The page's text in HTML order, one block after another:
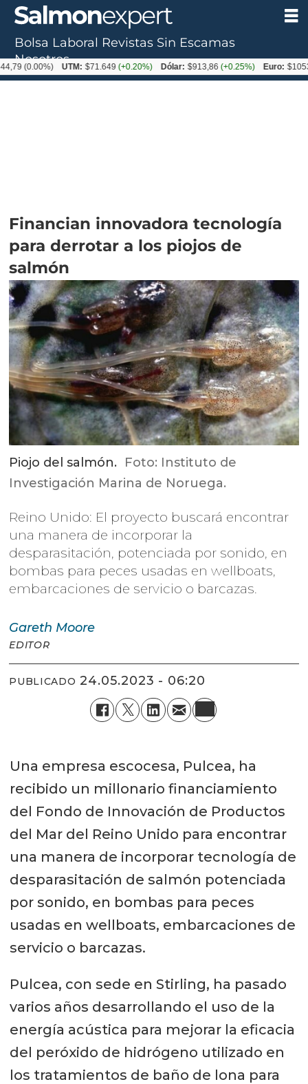
Financian innovadora tecnología
para derrotar a los piojos de
salmón
Piojo del salmón. Foto: Instituto de
Investigación Marina de Noruega.
Reino Unido: El proyecto buscará encontrar
una manera de incorporar la
desparasitación, potenciada por sonido, en
bombas para peces usadas en wellboats,
embarcaciones de servicio o barcazas.
Gareth Moore
EDITOR
PUBLICADO 24.05.2023 - 06:20
Una empresa escocesa, Pulcea, ha
recibido un millonario financiamiento
del Fondo de Innovación de Productos
del Mar del Reino Unido para encontrar
una manera de incorporar tecnología de
desparasitación de salmón potenciada
por sonido, en bombas para peces
usadas en wellboats, embarcaciones de
servicio o barcazas.
Pulcea, con sede en Stirling, ha pasado
varios años desarrollando el uso de la
energía acústica para mejorar la eficacia
del peróxido de hidrógeno utilizado en
los tratamientos de baño de lona para
Bolsa Laboral Revistas Sin Escamas
Nosotros
UTM: $71.649(+0.20%) Dólar: $913,86(+0.25%) Euro: $1053,08(-